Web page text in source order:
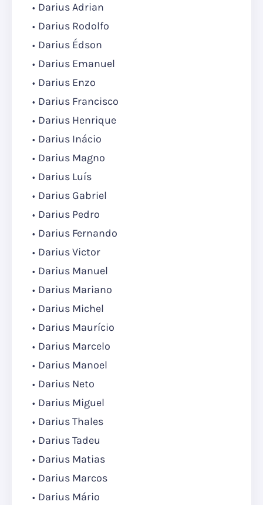
Darius Adrian
Darius Rodolfo
Darius Édson
Darius Emanuel
Darius Enzo
Darius Francisco
Darius Henrique
Darius Inácio
Darius Magno
Darius Luís
Darius Gabriel
Darius Pedro
Darius Fernando
Darius Victor
Darius Manuel
Darius Mariano
Darius Michel
Darius Maurício
Darius Marcelo
Darius Manoel
Darius Neto
Darius Miguel
Darius Thales
Darius Tadeu
Darius Matias
Darius Marcos
Darius Mário